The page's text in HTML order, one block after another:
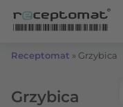
Receptomat » Grzybica
Grzybica